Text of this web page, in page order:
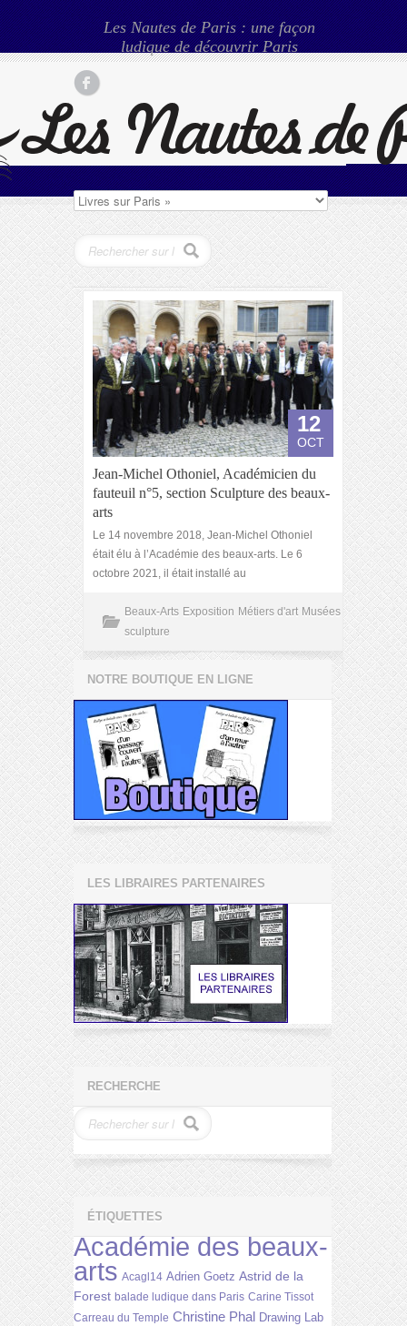
Les Nautes de Paris : une façon
ludique de découvrir Paris
12
OCT
Jean-Michel Othoniel, Académicien du
fauteuil n°5, section Sculpture des beaux-
arts
Le 14 novembre 2018, Jean-Michel Othoniel
était élu à l’Académie des beaux-arts. Le 6
octobre 2021, il était installé au
Beaux-Arts Exposition Métiers d'art Musées
sculpture
NOTRE BOUTIQUE EN LIGNE
LES LIBRAIRES PARTENAIRES
RECHERCHE
ÉTIQUETTES
Académie des beaux-
arts Acagl14 Adrien Goetz Astrid de la
Forest balade ludique dans Paris Carine Tissot
Carreau du Temple Christine Phal Drawing Lab